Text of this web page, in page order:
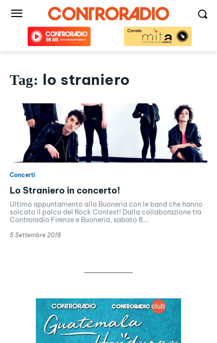
Tag: lo straniero
Concerti
Lo Straniero in concerto!
Ultimo appuntamento alla Buonerìa con le band che hanno
solcato il palco del Rock Contest! Dalla collaborazione tra
Controradio Firenze e Buonerìa, sabato 8...
5 Settembre 2018